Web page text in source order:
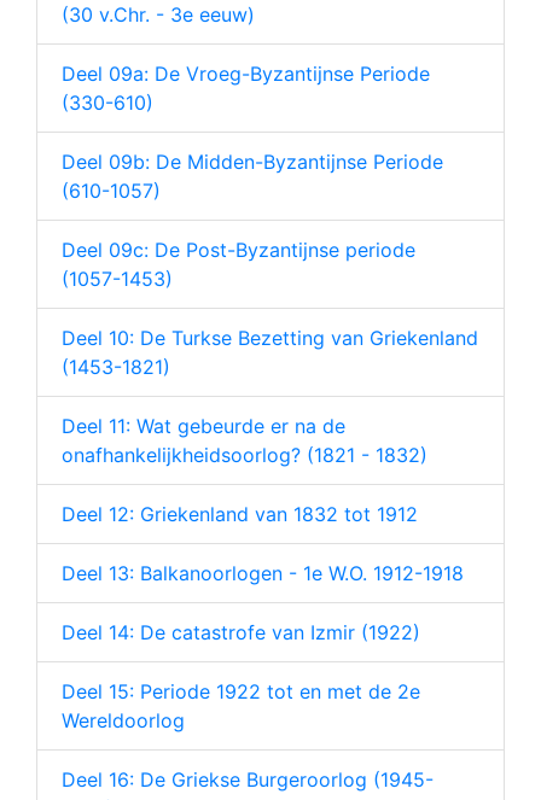
(30 v.Chr. - 3e eeuw)
Deel 09a: De Vroeg-Byzantijnse Periode
(330-610)
Deel 09b: De Midden-Byzantijnse Periode
(610-1057)
Deel 09c: De Post-Byzantijnse periode
(1057-1453)
Deel 10: De Turkse Bezetting van Griekenland
(1453-1821)
Deel 11: Wat gebeurde er na de
onafhankelijkheidsoorlog? (1821 - 1832)
Deel 12: Griekenland van 1832 tot 1912
Deel 13: Balkanoorlogen - 1e W.O. 1912-1918
Deel 14: De catastrofe van Izmir (1922)
Deel 15: Periode 1922 tot en met de 2e
Wereldoorlog
Deel 16: De Griekse Burgeroorlog (1945-